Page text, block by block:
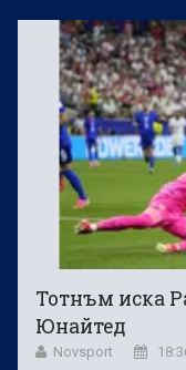
Тотнъм иска
Юнайтед
Novsport